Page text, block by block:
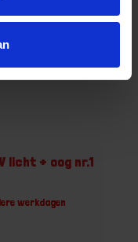
licht + oog nr.1
werkdagen